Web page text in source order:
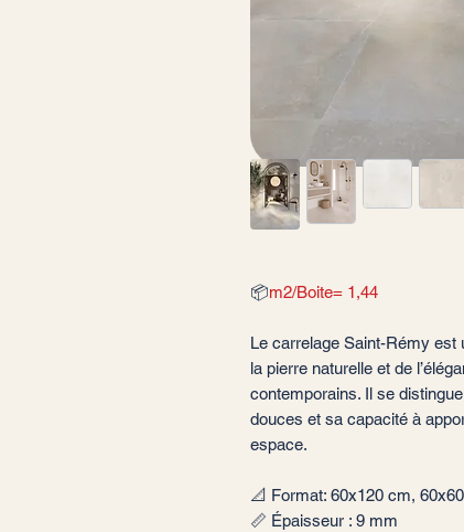
📦m2/Boite= 1,44
Le carrelage Saint-Rémy est
la pierre naturelle et de
contemporains. Il se
douces et sa capacité à
espace.
📐 Format: 60x120 cm,
📏 Épaisseur : 9 mm